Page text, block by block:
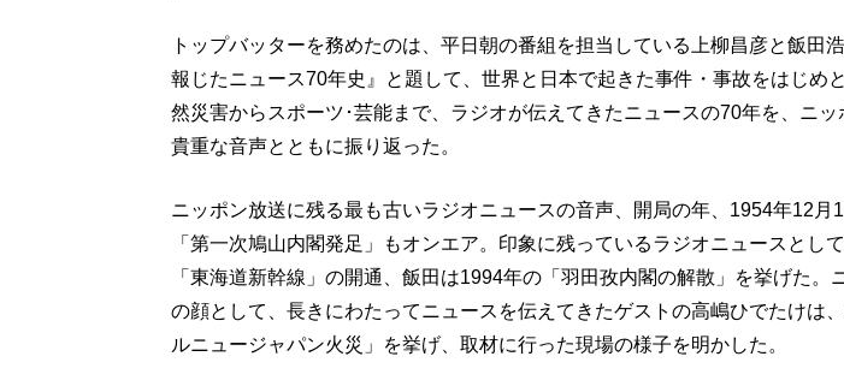
トップバッターを務めたのは、平日朝の番組を担当している上柳昌彦と飯田
報じたニュース70年史』と題して、世界と日本で起きた事件・事故をはじめ
然災害からスポーツ･芸能まで、ラジオが伝えてきたニュースの70年を、ニッ
貴重な音声とともに振り返った。
ニッポン放送に残る最も古いラジオニュースの音声、開局の年、1954年12月
「第一次鳩山内閣発足」もオンエア。印象に残っているラジオニュースとし
「東海道新幹線」の開通、飯田は1994年の「羽田孜内閣の解散」を挙げた。
の顔として、長きにわたってニュースを伝えてきたゲストの高嶋ひでたけは
ルニュージャパン火災」を挙げ、取材に行った現場の様子を明かした。